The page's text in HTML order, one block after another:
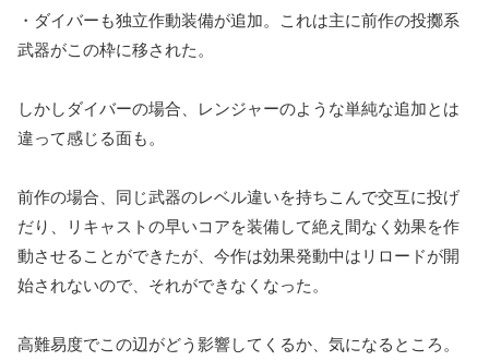
・ダイバーも独立作動装備が追加。これは主に前作の投擲系
武器がこの枠に移された。
しかしダイバーの場合、レンジャーのような単純な追加とは
違って感じる面も。
前作の場合、同じ武器のレベル違いを持ちこんで交互に投げ
だり、リキャストの早いコアを装備して絶え間なく効果を作
動させることができたが、今作は効果発動中はリロードが開
始されないので、それができなくなった。
高難易度でこの辺がどう影響してくるか、気になるところ。